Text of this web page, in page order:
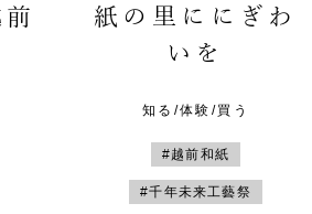
紙の里ににぎわ
いを
知る/体験/買う
#越前和紙
#千年未来工藝祭